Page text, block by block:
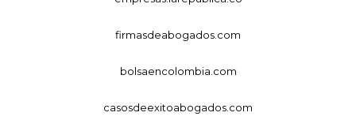
firmasdeabogados.com
bolsaencolombia.com
casosdeexitoabogados.com